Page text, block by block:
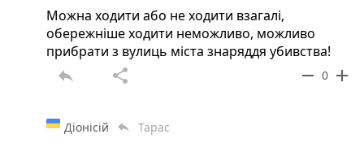
Можна ходити або не ходити взагалі,
обережніше ходити неможливо, можливо
прибрати з вулиць міста знаряддя убивства!
reply share remove 0 add
Діонісій reply Тарас